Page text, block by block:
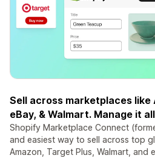
Sell across marketplaces like
eBay, & Walmart. Manage it
Shopify Marketplace Connect
and easiest way to sell across top
Amazon, Target Plus, Walmart, and